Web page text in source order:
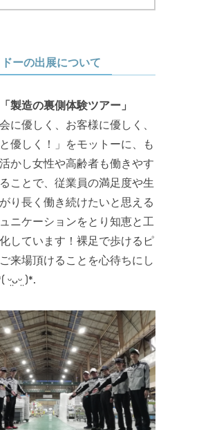
ーの出展について
造の裏側体験ツアー」
に優しく、お客様に優しく、
優しく！」をモットーに、も
かし女性や高齢者も働きやす
ことで、従業員の満足度や生
り長く働き続けたいと思える
ニケーションをとり知恵と工
しています！裸足で歩けるピ
来場頂けることを心待ちにし
ᵕ̤ᴗᵕ̤ )*.